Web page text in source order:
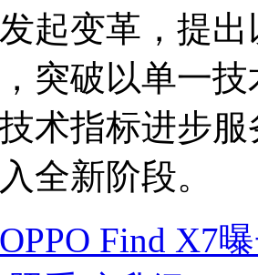
起变革，提
突破以单一
术指标进步
全新阶段。
OPPO Find X7